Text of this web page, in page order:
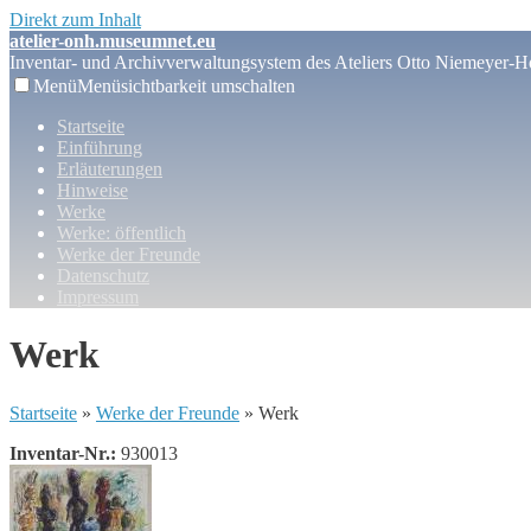
Direkt zum Inhalt
atelier-onh.museumnet.eu
Inventar- und Archivverwaltungsystem des Ateliers Otto Niemeyer-
MenüMenüsichtbarkeit umschalten
Startseite
Einführung
Erläuterungen
Hinweise
Werke
Werke: öffentlich
Werke der Freunde
Datenschutz
Impressum
Werk
Startseite » Werke der Freunde » Werk
Inventar-Nr.: 930013